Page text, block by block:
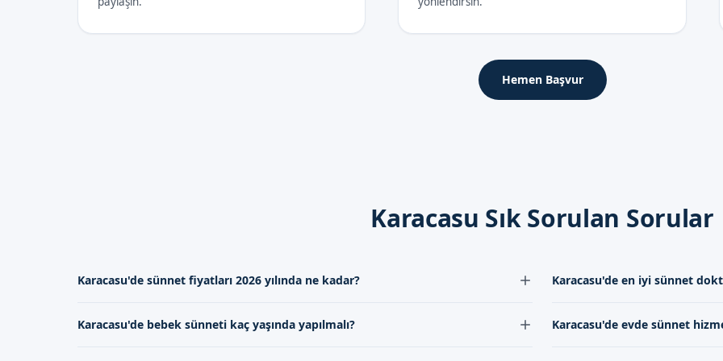
Hemen Başvur
Karacasu Sık Sorulan Sorular
Karacasu'de sünnet fiyatları 2026 yılında ne kadar?
göre değişmekle birlikte, bizim tarafımızdan sunulan hizmetler için iletişim
Karacasu'de en iyi sünnet
sahip olanlardır. Bizim
Karacasu'de bebek sünneti kaç yaşında yapılmalı? Karacasu'de evde sünnet